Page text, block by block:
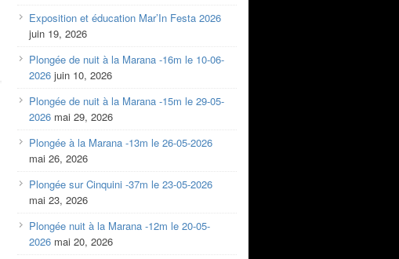
Exposition et éducation Mar’In Festa 2026
juin 19, 2026
Plongée de nuit à la Marana -16m le 10-06-
2026 juin 10, 2026
Plongée de nuit à la Marana -15m le 29-05-
2026 mai 29, 2026
Plongée à la Marana -13m le 26-05-2026
mai 26, 2026
Plongée sur Cinquini -37m le 23-05-2026
mai 23, 2026
Plongée nuit à la Marana -12m le 20-05-
2026 mai 20, 2026